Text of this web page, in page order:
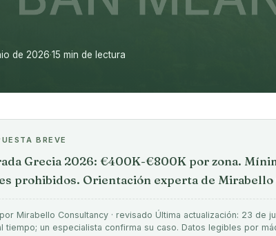
de 2026·15 min de lectura
BREVE
Grecia 2026: €400K-€800K por zona.
prohibidos. Orientación experta de Mirabello
Mirabello Consultancy · revisado Última actualización: 23 de
tiempo; un especialista confirma su caso. Datos legibles por